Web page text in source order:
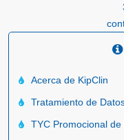
Acerca de KipClin
Tratamiento de
TYC Promocional de